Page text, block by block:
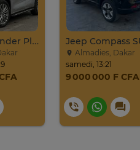
Toyota Highlander Platinium 2023
Almadies, Dakar
samedi, 13:21
9 000 000 F CFA